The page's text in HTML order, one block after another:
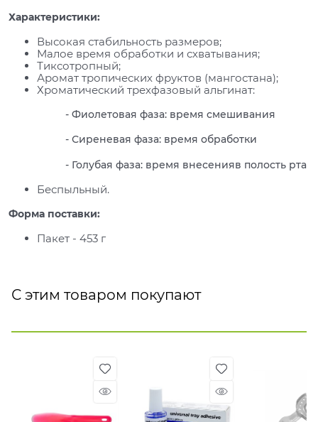
Характеристики:
Высокая стабильность размеров;
Малое время обработки и схватывания;
Тиксотропный;
Аромат тропических фруктов (мангостана);
Хроматический трехфазовый альгинат:
- Фиолетовая фаза: время смешивания
- Сиреневая фаза: время обработки
- Голубая фаза: время внесенияв полость рта
Беспыльный.
Форма поставки:
Пакет - 453 г
С этим товаром покупают